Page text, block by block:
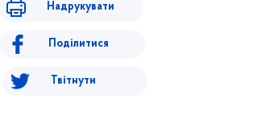
Надрукувати
Поділитися
Твітнути